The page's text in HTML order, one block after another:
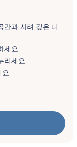
간과 사려 깊은 디
세요.
리세요.
.